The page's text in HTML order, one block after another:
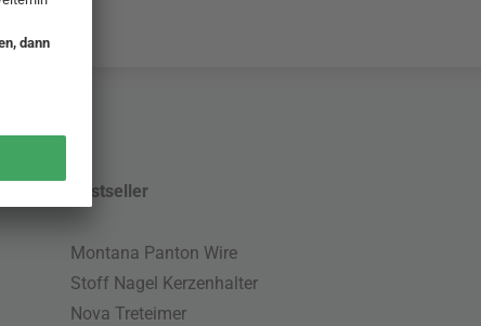
Bestseller
Montana Panton Wire
Stoff Nagel Kerzenhalter
Nova Treteimer